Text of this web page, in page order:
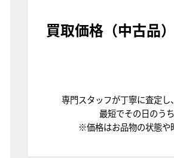
買取価格（中古品
専門スタッフが丁寧に査定し
最短でその日のう
※価格はお品物の状態や